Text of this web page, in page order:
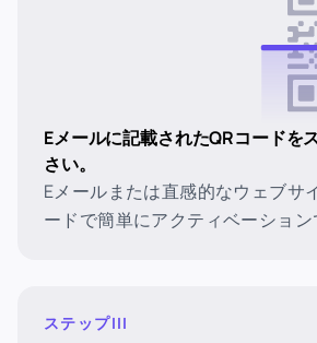
Eメールに記載されたQRコードを
さい。
Eメールまたは直感的なウェブサ
ードで簡単にアクティベーション
ステップIII